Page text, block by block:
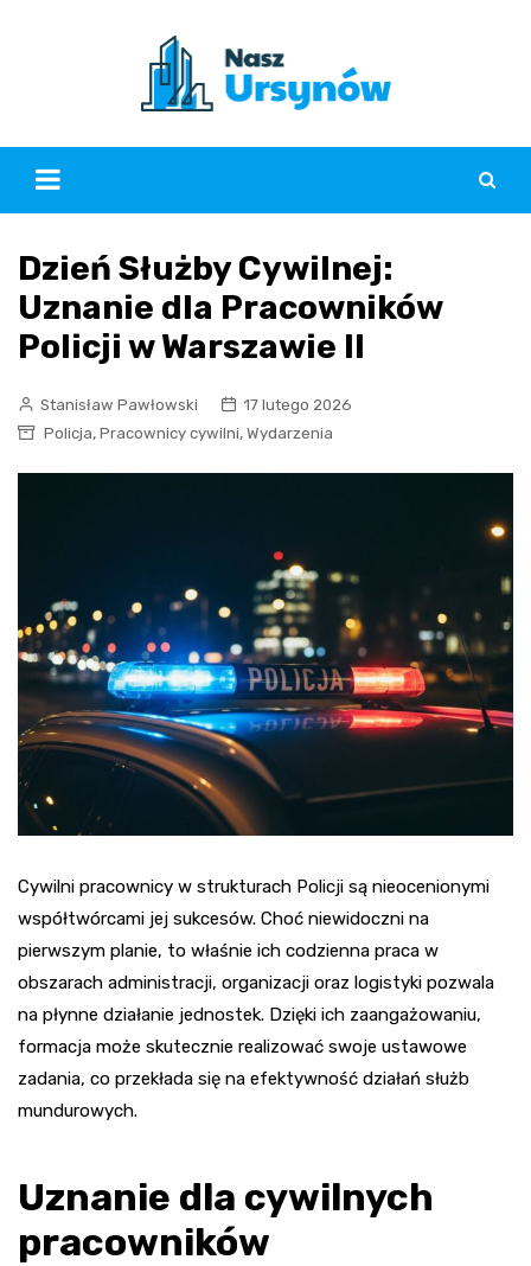
Dzień Służby Cywilnej:
Uznanie dla Pracowników
Policji w Warszawie II
Stanisław Pawłowski
17 lutego 2026
Policja, Pracownicy cywilni, Wydarzenia
Cywilni pracownicy w strukturach Policji są nieocenionymi
współtwórcami jej sukcesów. Choć niewidoczni na
pierwszym planie, to właśnie ich codzienna praca w
obszarach administracji, organizacji oraz logistyki pozwala
na płynne działanie jednostek. Dzięki ich zaangażowaniu,
formacja może skutecznie realizować swoje ustawowe
zadania, co przekłada się na efektywność działań służb
mundurowych.
Uznanie dla cywilnych
pracowników